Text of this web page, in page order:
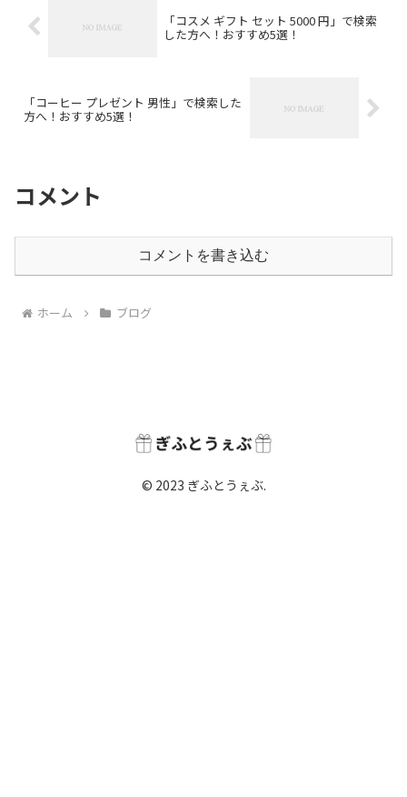
「コスメ ギフト セット 5000 円」で検索
した方へ！おすすめ5選！
「コーヒー プレゼント 男性」で検索した
方へ！おすすめ5選！
コメント
コメントを書き込む
ホーム ブログ
© 2023 ぎふとうぇぶ.